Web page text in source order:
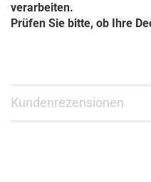
verarbeiten.
Prüfen Sie bitte, ob Ihre
Kundenrezensionen